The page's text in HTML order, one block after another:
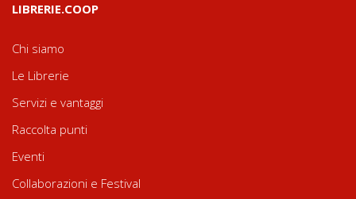
LIBRERIE.COOP
Chi siamo
Le Librerie
Servizi e vantaggi
Raccolta punti
Eventi
Collaborazioni e Festival